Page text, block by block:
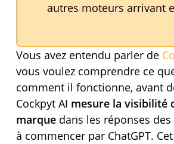
autres moteurs arrivant
Vous avez entendu parler de
vous voulez comprendre ce
comment il fonctionne, avant
Cockpyt AI mesure la visibilité
marquedans les réponses des
à commencer par ChatGPT.